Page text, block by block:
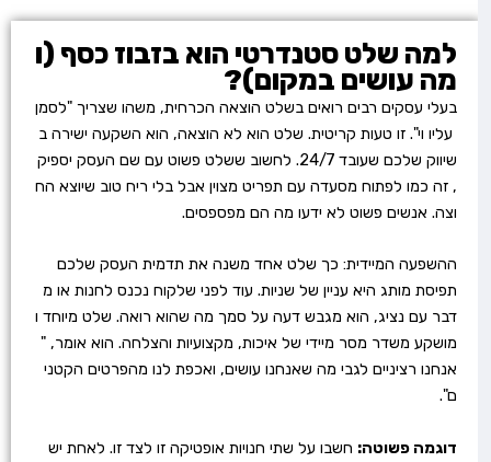
למה שלט סטנדרטי הוא בזבוז כסף (ו
מה עושים במקום)?
בעלי עסקים רבים רואים בשלט הוצאה הכרחית, משהו שצריך "לסמן
עליו וי". זו טעות קריטית. שלט הוא לא הוצאה, הוא השקעה ישירה ב
שיווק שלכם שעובד 24/7. לחשוב ששלט פשוט עם שם העסק יספיק
, זה כמו לפתוח מסעדה עם תפריט מצוין אבל בלי ריח טוב שיוצא הח
וצה. אנשים פשוט לא ידעו מה הם מפספסים.
ההשפעה המיידית: כך שלט אחד משנה את תדמית העסק שלכם
תפיסת מותג היא עניין של שניות. עוד לפני שלקוח נכנס לחנות או מ
דבר עם נציג, הוא מגבש דעה על סמך מה שהוא רואה. שלט מיוחד ו
מושקע משדר מסר מיידי של איכות, מקצועיות והצלחה. הוא אומר, "
אנחנו רציניים לגבי מה שאנחנו עושים, ואכפת לנו מהפרטים הקטני
ם".
דוגמה פשוטה:חשבו על שתי חנויות אופטיקה זו לצד זו. לאחת יש